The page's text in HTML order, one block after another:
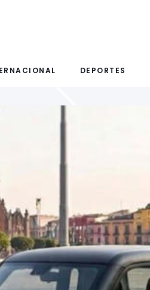
DEPORTES